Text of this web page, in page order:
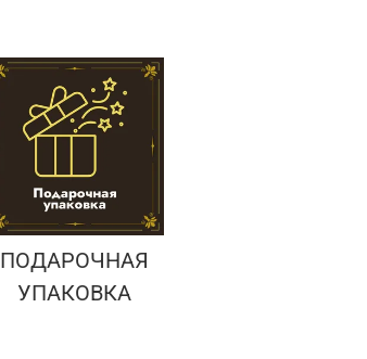
ПОДАРОЧНАЯ
УПАКОВКА